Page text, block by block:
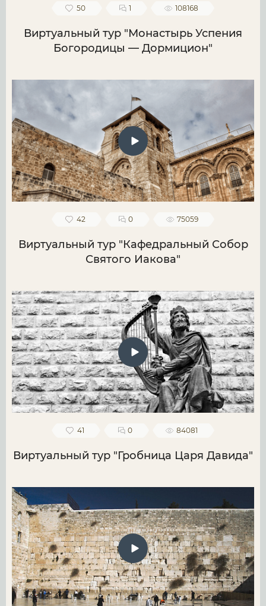
50 1 108168
Виртуальный тур "Монастырь Успения
Богородицы — Дормицион"
42 0 75059
Виртуальный тур "Кафедральный Собор
Святого Иакова"
41 0 84081
Виртуальный тур "Гробница Царя Давида"